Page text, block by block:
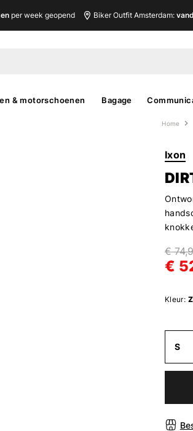
per week geopend Biker Outfit Amsterdam:
& motorschoenen Bagage
Home
Ixon
€
€
Kleur:
S